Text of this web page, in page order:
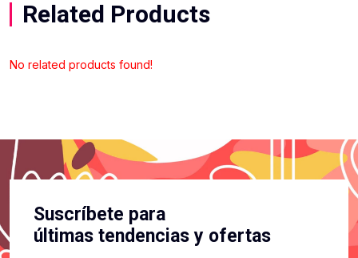
Related Products
No related products found!
Suscríbete para
últimas tendencias y ofertas